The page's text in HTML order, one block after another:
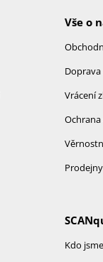
Vše o
Vrácení
Prodejny
Kdo jsme